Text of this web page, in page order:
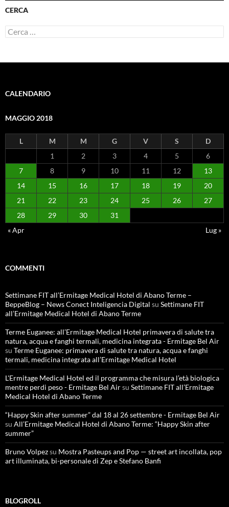
CERCA
Ricerca
per:
CALENDARIO
MAGGIO 2018
L M M G V S
D
1
2 3 4 5
6
7
8 9 10 11 12
13
14
15 16 17 18 19
20
21
22 23 24 25 26
27
28
29 30
31
« Apr
Lug »
COMMENTI
Settimane FIT all’Ermitage Medical Hotel di Abano Terme –
BeppeBlog – News Conect Inteligencia Digital su Settimane FIT
all’Ermitage Medical Hotel di Abano Terme
Terme Euganee: all’Ermitage Medical Hotel primavera di salute tra
natura, acqua e fanghi termali, medicina integrata - Ermitage Bel Air
su Terme Euganee: primavera di salute tra natura, acqua e fanghi
termali, medicina integrata all’Ermitage Medical Hotel
L'Ermitage Medical Hotel ed il programma che misura l’età biologica
mentre perdi peso - Ermitage Bel Airsu Settimane FIT all’Ermitage
Medical Hotel di Abano Terme
“Happy Skin after summer” dal 18 al 26 settembre - Ermitage Bel Air
su All’Ermitage Medical Hotel di Abano Terme: “Happy Skin after
summer”
Bruno Volpezsu Mostra Pasteups and Pop — street art incollata, pop
art illuminata, bi-personale di Zep e Stefano Banfi
BLOGROLL